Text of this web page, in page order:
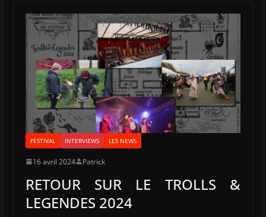
FESTIVAL INTERVIEWS LES NEWS
16 avril 2024 Patrick
RETOUR SUR LE TROLLS &
LEGENDES 2024